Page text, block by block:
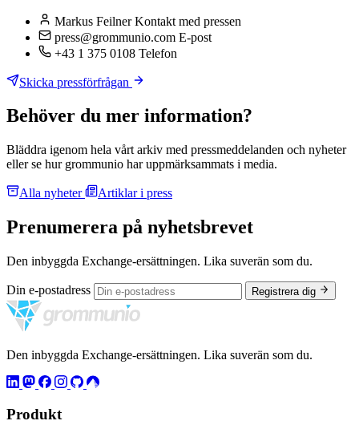
Markus Feilner Kontakt med pressen
press@grommunio.com E-post
+43 1 375 0108 Telefon
Skicka pressförfrågan
Behöver du mer information?
Bläddra igenom hela vårt arkiv med pressmeddelanden och nyheter
eller se hur grommunio har uppmärksammats i media.
Alla nyheter Artiklar i press
Prenumerera på nyhetsbrevet
Den inbyggda Exchange-ersättningen. Lika suverän som du.
Din e-postadress Registrera dig
Den inbyggda Exchange-ersättningen. Lika suverän som du.
Produkt